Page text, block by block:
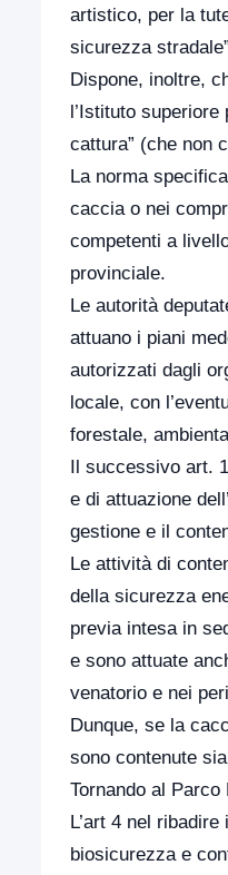
artistico, per la
sicurezza
Dispone, inoltre,
l’Istituto
cattura” (che non
La norma
caccia o nei
competenti a
provinciale.
Le autorità
attuano i piani
autorizzati dagli
locale, con
forestale,
Il successivo art.
e di attuazione
gestione e il
Le attività di
della sicurezza
previa intesa in
e sono attuate
venatorio e nei
Dunque, se la
sono contenute
Tornando al
L’art 4 nel
biosicurezza e